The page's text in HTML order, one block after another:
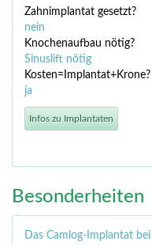
Zahnimplantat gesetzt?
nein
Knochenaufbau nötig?
Sinuslift nötig
Kosten=Implantat+Krone?
ja
Infos zu Implantaten
Besonderheiten
Das Camlog-Implantat